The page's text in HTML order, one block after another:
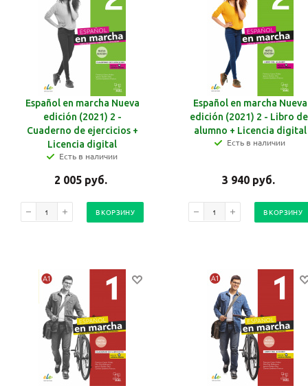
Español en marcha Nueva
edición (2021) 2 -
Cuaderno de ejercicios +
Licencia digital
Есть в наличии
2 005 руб.
В КОРЗИНУ
Español en marcha Nueva
edición (2021) 2 - Libro
alumno + Licencia digital
Есть в наличии
3 940 руб.
В КОРЗИНУ